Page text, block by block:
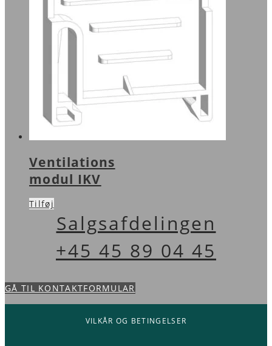
Ventilations
modul IKV
Tilføj
Salgsafdelingen
+45 45 89 04 45
GÅ TIL KONTAKTFORMULAR
VILKÅR OG BETINGELSER